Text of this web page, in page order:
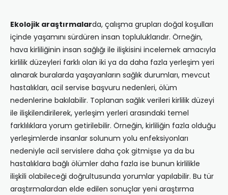
Ekolojik araştırmalarda, çalışma grupları doğal koşulları
içinde yaşamını sürdüren insan topluluklarıdır. Örneğin,
hava kirliliğinin insan sağlığı ile ilişkisini incelemek amacıyla
kirlilik düzeyleri farklı olan iki ya da daha fazla yerleşim yeri
alınarak buralarda yaşayanların sağlık durumları, mevcut
hastalıkları, acil servise başvuru nedenleri, ölüm
nedenlerine bakılabilir. Toplanan sağlık verileri kirlilik düzeyi
ile ilişkilendirilerek, yerleşim yerleri arasındaki temel
farklılıklara yorum getirilebilir. Örneğin, kirliliğin fazla olduğu
yerleşimlerde insanlar solunum yolu enfeksiyonları
nedeniyle acil servislere daha çok gitmişse ya da bu
hastalıklara bağlı ölümler daha fazla ise bunun kirlilikle
ilişkili olabileceği doğrultusunda yorumlar yapılabilir. Bu tür
araştırmalardan elde edilen sonuçlar yeni araştırma